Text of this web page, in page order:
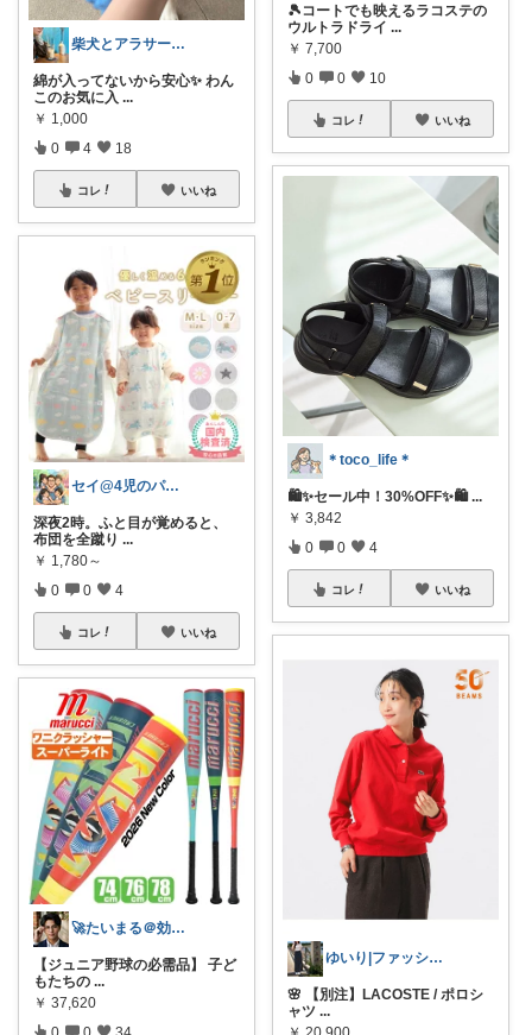
柴犬とアラサーの暮らし｜慎重派の愛用品
綿が入ってないから安心✨ わん
このお気に入 ...
￥ 1,000
0 4 18
コレ いいね
セイ@4児のパパ｜育児助ける神アイテ厶
​深夜2時。ふと目が覚めると、
布団を全蹴り ...
￥ 1,780～
0 0 4
コレ いいね
🚀たいまる＠効率至上主義のセレクトニキ
【ジュニア野球の必需品】 子ど
もたちの ...
￥ 37,620
0 0 34
🎾コートでも映えるラコステの
ウルトラドライ ...
￥ 7,700
0 0 10
コレ いいね
＊toco_life＊
🛍️✨セール中！30%OFF✨🛍️...
￥ 3,842
0 0 4
コレ いいね
ゆいり|ファッション👗
🌸 【別注】LACOSTE / ポロシ
ャツ ...